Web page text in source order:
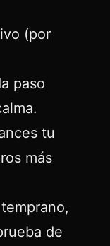
(por
paso
tu
más
de